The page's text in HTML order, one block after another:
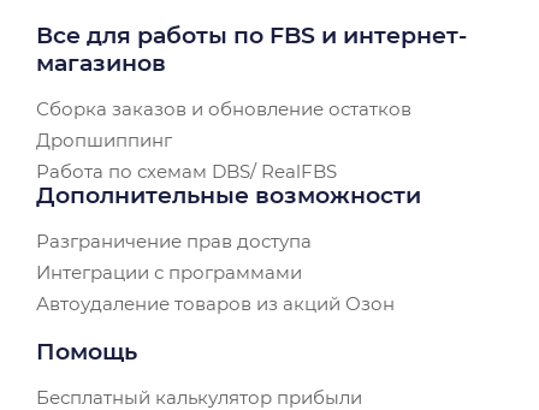
Все для работы по FBS и интернет-
магазинов
Сборка заказов и обновление остатков
Дропшиппинг
Работа по схемам DBS/ RealFBS
Дополнительные возможности
Разграничение прав доступа
Интеграции с программами
Автоудаление товаров из акций Озон
Помощь
Бесплатный калькулятор прибыли